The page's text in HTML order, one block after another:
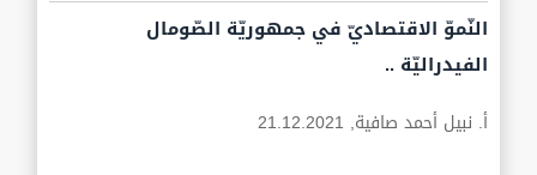
النّموّ الاقتصاديّ في جمهوريّة الصّومال
الفيدراليّة ..
أ. نبيل أحمد صافية, 21.12.2021